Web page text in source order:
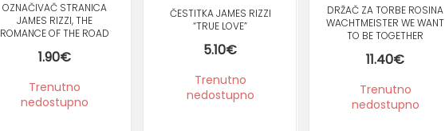
OZNAČIVAČ STRANICA
JAMES RIZZI, THE
ROMANCE OF THE ROAD
1.90€
Trenutno
nedostupno
ČESTITKA JAMES RIZZI
“TRUE LOVE”
5.10€
Trenutno
nedostupno
DRŽAČ ZA TORBE ROSINA
WACHTMEISTER WE WANT
TO BE TOGETHER
11.40€
Trenutno
nedostupno